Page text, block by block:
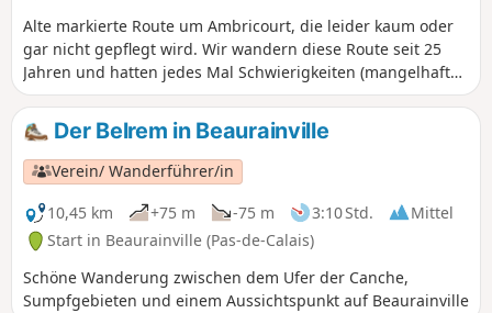
Alte markierte Route um Ambricourt, die leider kaum oder
gar nicht gepflegt wird. Wir wandern diese Route seit 25
Jahren und hatten jedes Mal Schwierigkeiten (mangelhafte
Markierungen, unter Brennnesseln begrabene oder schwer
begehbare Wege).Der Start in Teneur ermöglicht es,
zweimal am herrlichen Kalksteinhügel von Teneur
vorbeizukommen. Rehe sind oft im oder um den Bois de
Crépy zu sehen. Der Weg zwischen den Punkten (2) und (6)
ist in sehr schlechtem Zustand. Wenn möglich, vermeiden
Sie die Zeit zwischen Mitte Juni und Mitte August, da die
Passage nach dem Punkt (3) einfacher ist, wenn das Feld
noch nicht zu weit bepflanzt oder bereits abgeerntet ist.
Der Belrem in Beaurainville
Verein/ Wanderführer/in
10,45 km
+75 m -75 m 3:10 Std.
Mittel
Start in Beaurainville (Pas-de-Calais)
Schöne Wanderung zwischen dem Ufer der Canche,
Sumpfgebieten und einem Aussichtspunkt auf Beaurainville